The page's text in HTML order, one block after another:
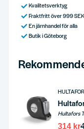
Kvalitetsverktyg
Fraktfritt över 999
En järnhandel för alla
Butik i Göteborg
314 kr